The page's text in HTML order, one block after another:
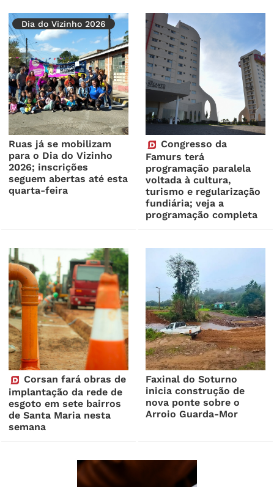
Dia do Vizinho 2026
Ruas já se mobilizam
para o Dia do Vizinho
2026; inscrições
seguem abertas até esta
quarta-feira
Congresso da
Famurs terá
programação paralela
voltada à cultura,
turismo e regularização
fundiária; veja a
programação completa
Corsan fará obras de
implantação da rede de
esgoto em sete bairros
de Santa Maria nesta
semana
Faxinal do Soturno
inicia construção de
nova ponte sobre o
Arroio Guarda-Mor